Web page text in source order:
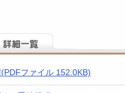
ファイル 152.0KB)